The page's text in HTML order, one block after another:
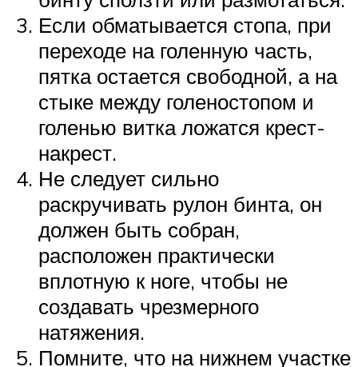
Если обматывается стопа, при
переходе на голенную часть,
пятка остается свободной, а на
стыке между голеностопом и
голенью витка ложатся крест-
накрест.
Не следует сильно
раскручивать рулон бинта, он
должен быть собран,
расположен практически
вплотную к ноге, чтобы не
создавать чрезмерного
натяжения.
Помните, что на нижнем участке